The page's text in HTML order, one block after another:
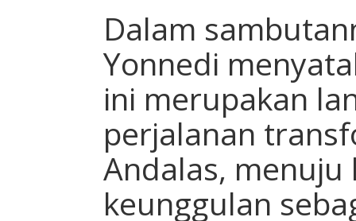
Dalam
Yonnedi
ini merupakan
perjalanan
Andalas,
keunggulan